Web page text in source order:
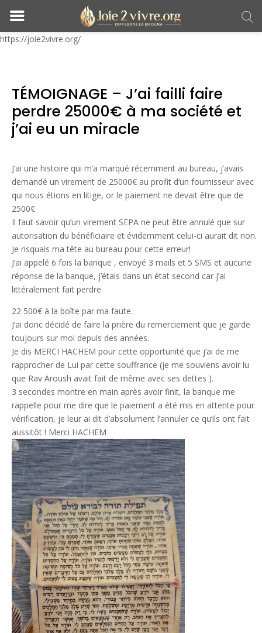
https://joie2vivre.org/
TÉMOIGNAGE – J’ai failli faire
perdre 25000€ à ma société et
j’ai eu un miracle
J’ai une histoire qui m’a marqué récemment au bureau, j’avais
demandé un virement de 25000€ au profit d’un fournisseur avec
qui nous étions en litige, or le paiement ne devait être que de
2500€
Il faut savoir qu’un virement SEPA ne peut être annulé que sur
autorisation du bénéficiaire et évidemment celui-ci aurait dit non.
Je risquais ma tête au bureau pour cette erreur!
J’ai appelé 6 fois la banque , envoyé 3 mails et 5 SMS et aucune
réponse de la banque, j’étais dans un état second car j’ai
littéralement fait perdre
22 500€ à la boîte par ma faute.
J’ai donc décidé de faire la prière du remerciement que je garde
toujours sur moi depuis des années.
Je dis MERCI HACHEM pour cette opportunité que j’ai de me
rapprocher de Lui par cette souffrance (je me souviens avoir lu
que Rav Aroush avait fait de même avec ses dettes ).
3 secondes montre en main après avoir finit, la banque me
rappelle pour me dire que le paiement a été mis en attente pour
vérification, je leur ai dit d’absolument l’annuler ce qu’ils ont fait
aussitôt ! Merci HACHEM